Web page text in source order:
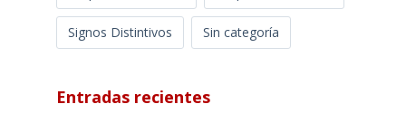
Signos Distintivos Sin categoría
Entradas recientes